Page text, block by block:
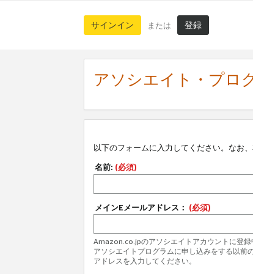
サインイン または 登録
アソシエイト・プロ
以下のフォームに入力してください。なお
名前: (必須)
メインEメールアドレス： (必須)
Amazon.co.jpのアソシエイトアカウントに登録
アソシエイトプログラムに申し込みをする以前
アドレスを入力してください。